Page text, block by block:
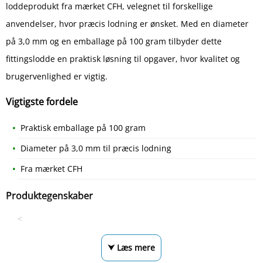
loddeprodukt fra mærket CFH, velegnet til forskellige
anvendelser, hvor præcis lodning er ønsket. Med en diameter
på 3,0 mm og en emballage på 100 gram tilbyder dette
fittingslodde en praktisk løsning til opgaver, hvor kvalitet og
brugervenlighed er vigtig.
Vigtigste fordele
Praktisk emballage på 100 gram
Diameter på 3,0 mm til præcis lodning
Fra mærket CFH
Produktegenskaber
<
⮟ Læs mere